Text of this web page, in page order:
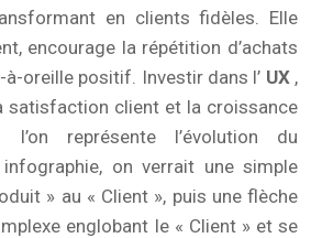
en clients fidèles. Elle
encourage la répétition d’achats
à-oreille positif. Investir dans l’ UX ,
satisfaction client et la croissance
l’on représente l’évolution du
on verrait une simple
» au « Client », puis une flèche
englobant le « Client » et se